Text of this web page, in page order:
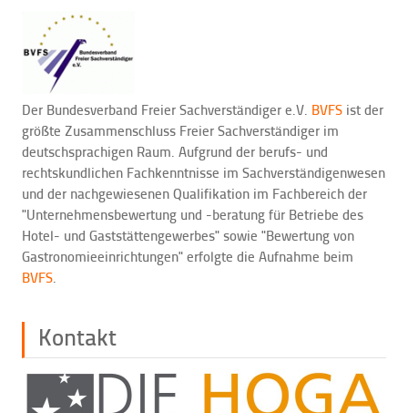
Der Bundesverband Freier Sachverständiger e.V. BVFS ist der
größte Zusammenschluss Freier Sachverständiger im
deutschsprachigen Raum. Aufgrund der berufs- und
rechtskundlichen Fachkenntnisse im Sachverständigenwesen
und der nachgewiesenen Qualifikation im Fachbereich der
"Unternehmensbewertung und -beratung für Betriebe des
Hotel- und Gaststättengewerbes" sowie "Bewertung von
Gastronomieeinrichtungen" erfolgte die Aufnahme beim
BVFS.
Kontakt